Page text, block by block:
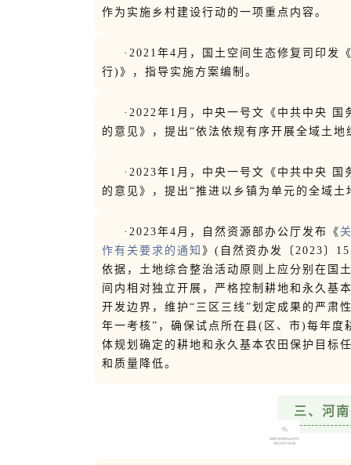
作为实施乡村建设行动的一项重点内容。
·2021年4月，国土空间生态修复司印发
行)》，指导实施方案编制。
·2022年1月，中央一号文《中共中央
的意见》，提出“依法依规有序开展全域土地
·2023年1月，中央一号文《中共中央
的意见》，提出“推进以乡镇为单元的全域土
·2023年4月，自然资源部办公厅发布《
作有关要求的通知 》(自然资办发〔2023〕
依据，土地综合整治活动原则上应分别在国
间内相对独立开展，严格控制耕地和永久基
开发边界，维护“三区三线”划定成果的严肃
年一考核”，确保试点所在县(区、市)每年
体规划确定的耕地和永久基本农田保护目标
和质量降低。
三、河